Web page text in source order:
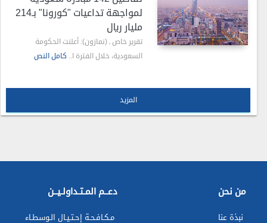
لمواجهة تداعيات "كورونا" بـ214
مليار ريال
تقرير خاص ـ (نمازون): أعلنت الحكومة
السعودية، خلال الفترة ا.. كامل النص
المزيد
من نحن
نبذة عنا
دعــم المـتـداولـيــن
مـكـافـحـة إحـتـيـال الـوسطـاء